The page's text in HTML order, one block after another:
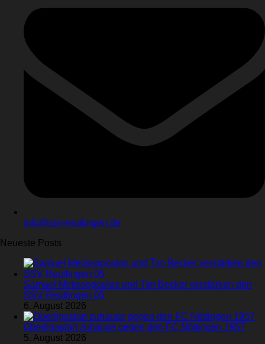
info@ssv-reutlingen.de
Neueste Posts
Samuel Melissopoulos und Tim Becker verstärken den
SSV Reutlingen 05
6. August 2026
Oberligastart zuhause gegen den FC Nöttingen 1957
5. August 2026